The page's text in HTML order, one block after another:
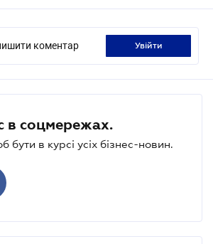
коментар увійти
в соцмережах.
бути в курсі усіх бізнес-новин.